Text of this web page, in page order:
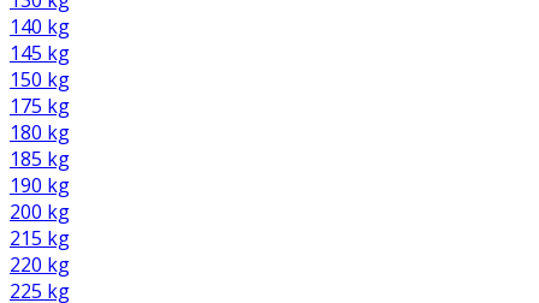
140 kg
145 kg
150 kg
175 kg
180 kg
185 kg
190 kg
200 kg
215 kg
220 kg
225 kg